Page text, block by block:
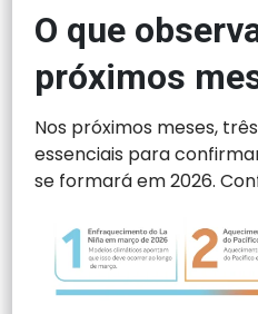
O que
próximos
Nos próximos meses,
essenciais para
se formará em 2026.